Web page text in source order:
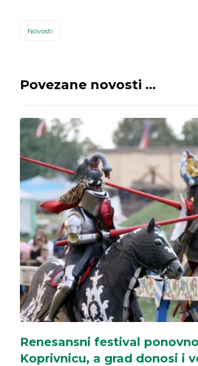
Novosti
Povezane novosti ...
Renesansni festival
Koprivnicu, a grad donosi i